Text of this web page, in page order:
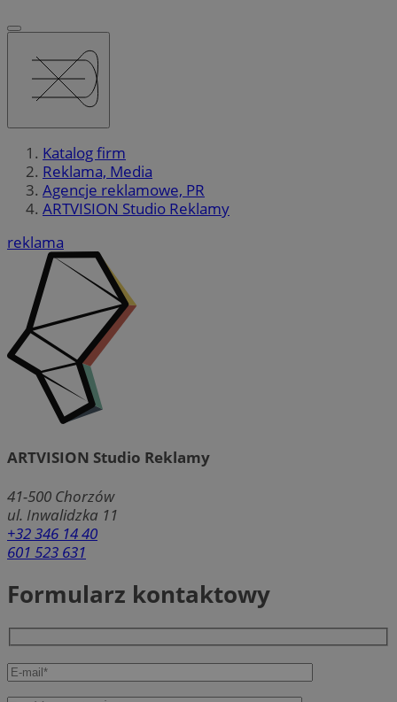
Katalog firm
Reklama, Media
Agencje reklamowe, PR
ARTVISION Studio Reklamy
reklama
ARTVISION Studio Reklamy
41-500 Chorzów
ul. Inwalidzka 11
+32 346 14 40
601 523 631
Formularz kontaktowy